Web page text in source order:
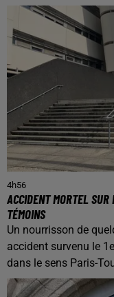
4h56
ACCIDENT MORTEL
TÉMOINS
Un nourrisson de
accident survenu le
dans le sens Paris-